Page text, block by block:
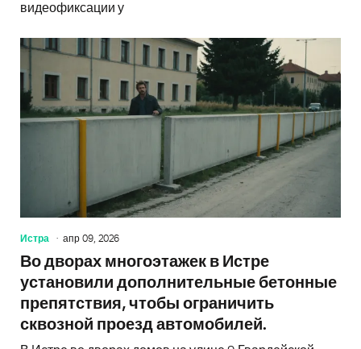
видеофиксации у
Истра апр 09, 2026
Во дворах многоэтажек в Истре
установили дополнительные бетонные
препятствия, чтобы ограничить
сквозной проезд автомобилей.